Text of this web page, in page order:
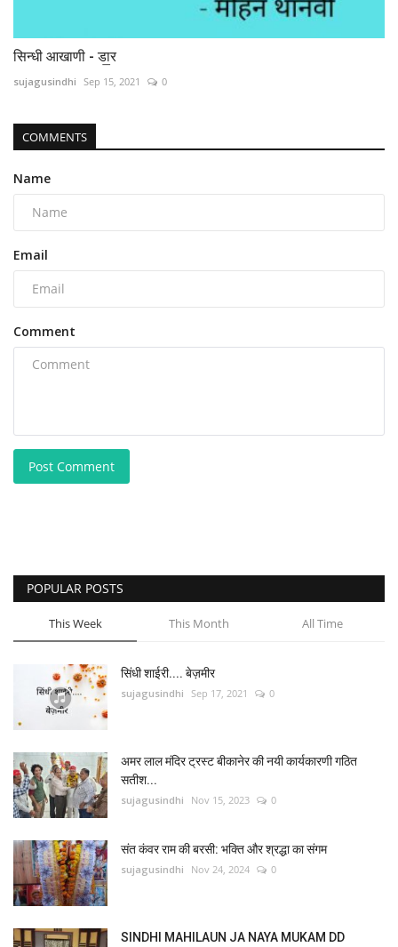
सिन्धी आखाणी - डा॒र
sujagusindhi Sep 15, 2021 0
COMMENTS
Name
Email
Comment
Post Comment
POPULAR POSTS
This Week This Month All Time
सिंधी शाईरी.... बेज़मीर
sujagusindhi Sep 17, 2021 0
अमर लाल मंदिर ट्रस्ट बीकानेर की नयी कार्यकारणी गठित
सतीश...
sujagusindhi Nov 15, 2023 0
संत कंवर राम की बरसी: भक्ति और श्रद्धा का संगम
sujagusindhi Nov 24, 2024 0
SINDHI MAHILAUN JA NAYA MUKAM DD